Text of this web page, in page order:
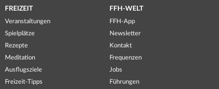
FREIZEIT
Veranstaltungen
Spielplätze
Rezepte
Meditation
Ausflugsziele
Freizeit-Tipps
FFH-WELT
FFH-App
Newsletter
Kontakt
Frequenzen
Jobs
Führungen